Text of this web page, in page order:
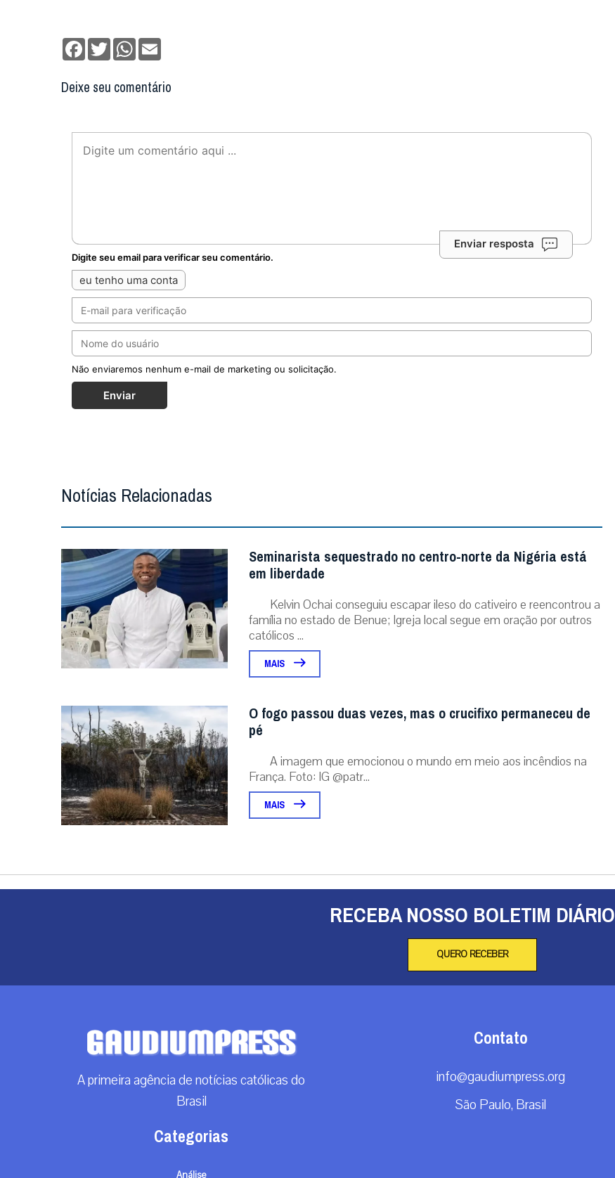
Facebook
TwitterWhatsApp
Deixe seu comentário
Enviar resposta
Digite seu email para verificar seu comentário.
eu tenho uma conta
Não enviaremos nenhum e-mail de marketing ou solicitação.
Enviar
Notícias Relacionadas
Seminarista sequestrado no centro-norte da Nigéria está
em liberdade
Kelvin Ochai conseguiu escapar ileso do cativeiro e reencontrou a
família no estado de Benue; Igreja local segue em oração por outros
católicos ...
MAIS
O fogo passou duas vezes, mas o crucifixo permaneceu de
pé
A imagem que emocionou o mundo em meio aos incêndios na
França. Foto: IG @patr...
MAIS
RECEBA NOSSO BOLETIM DIÁRIO
QUERO RECEBER
A primeira agência de notícias católicas do
Brasil
Categorias
Análise
Contato
info@gaudiumpress.org
São Paulo, Brasil